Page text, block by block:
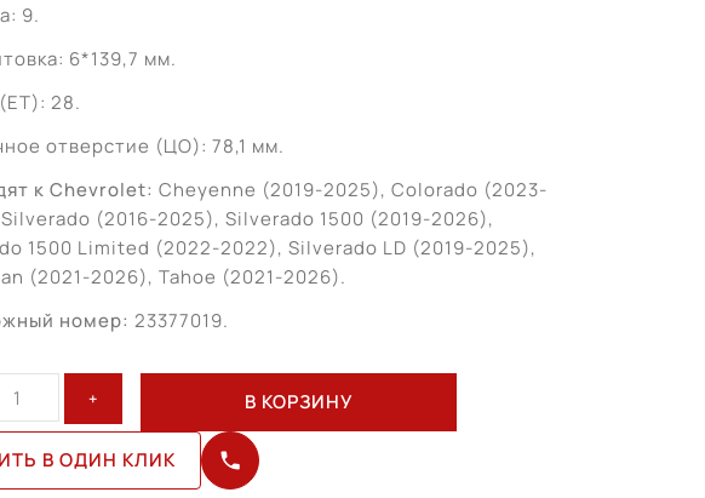
9.
6*139,7 мм.
28.
отверстие (ЦО): 78,1 мм.
к Chevrolet: Cheyenne (2019-2025), Colorado (2023-
(2016-2025), Silverado 1500 (2019-2026),
1500 Limited (2022-2022), Silverado LD (2019-2025),
(2021-2026), Tahoe (2021-2026).
номер: 23377019.
Количество
В КОРЗИНУ
В ОДИН КЛИК